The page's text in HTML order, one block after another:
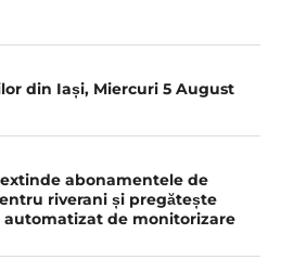
din Iași, Miercuri 5 August
abonamentele de
riverani și pregătește
automatizat de monitorizare